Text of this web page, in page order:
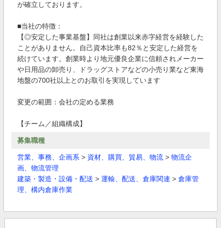
が確立しております。
■当社の特徴：
【◎安定した事業基盤】同社は創業以来赤字経営を経験した
ことがありません。自己資本比率も82％と安定した経営を
続けています。創業時より地元優良企業に信頼されメーカー
や日用品の卸売り、ドラッグストアなどの小売り業など東海
地盤の700社以上とのお取引を実現しています
変更の範囲：会社の定める業務
【チーム／組織構成】
募集職種
営業、事務、企画系 > 資材、購買、貿易、物流 > 物流企
画、物流管理
建築・製造・設備・配送 > 運輸、配送、倉庫関連 > 倉庫管
理、構内倉庫作業